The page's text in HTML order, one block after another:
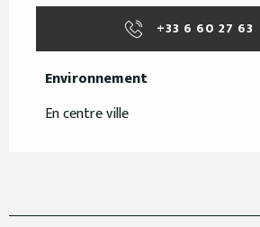
+33 6 60 27 63
Environnement
Environnement
En centre ville